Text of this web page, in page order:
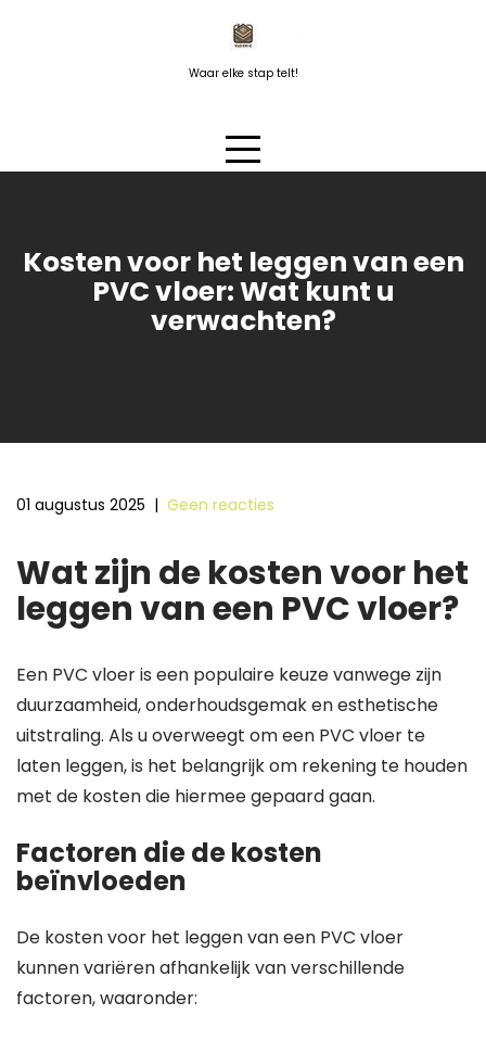
Waar elke stap telt!
Kosten voor het leggen van een
PVC vloer: Wat kunt u
verwachten?
01 augustus 2025 | Geen reacties
Wat zijn de kosten voor het
leggen van een PVC vloer?
Een PVC vloer is een populaire keuze vanwege zijn
duurzaamheid, onderhoudsgemak en esthetische
uitstraling. Als u overweegt om een PVC vloer te
laten leggen, is het belangrijk om rekening te houden
met de kosten die hiermee gepaard gaan.
Factoren die de kosten
beïnvloeden
De kosten voor het leggen van een PVC vloer
kunnen variëren afhankelijk van verschillende
factoren, waaronder: